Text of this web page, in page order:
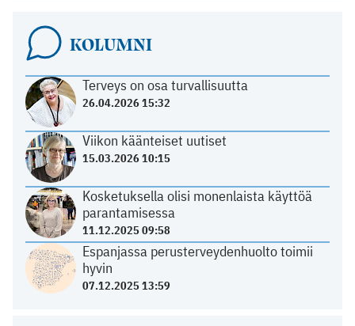
KOLUMNI
Terveys on osa turvallisuutta
26.04.2026 15:32
Viikon käänteiset uutiset
15.03.2026 10:15
Kosketuksella olisi monenlaista käyttöä
parantamisessa
11.12.2025 09:58
Espanjassa perusterveydenhuolto toimii
hyvin
07.12.2025 13:59